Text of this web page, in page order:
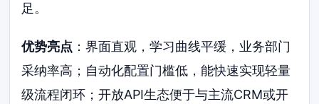
足。
优势亮点 ：界面直观，学习曲线平缓，业务部门
采纳率高；自动化配置门槛低，能快速实现轻量
级流程闭环；开放API生态便于与主流CRM或开